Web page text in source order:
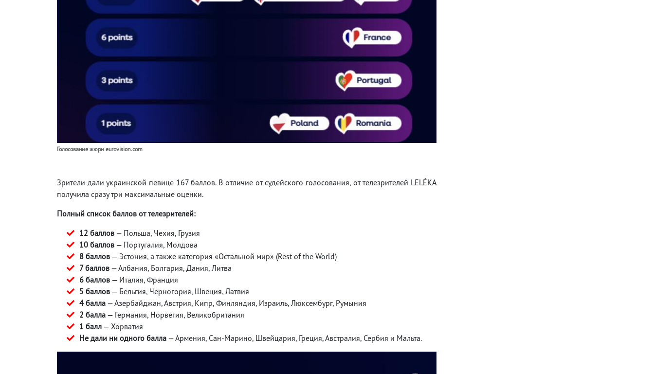
Голосование жюри eurovision.com
Зрители дали украинской певице 167 баллов. В отличие от судейского голосования, от телезрителей LELÉKA
получила сразу три максимальные оценки.
Полный список баллов от телезрителей:
12 баллов — Польша, Чехия, Грузия
10 баллов — Португалия, Молдова
8 баллов — Эстония, а также категория «Остальной мир» (Rest of the World)
7 баллов — Албания, Болгария, Дания, Литва
6 баллов — Италия, Франция
5 баллов — Бельгия, Черногория, Швеция, Латвия
4 балла — Азербайджан, Австрия, Кипр, Финляндия, Израиль, Люксембург, Румыния
2 балла — Германия, Норвегия, Великобритания
1 балл — Хорватия
Не дали ни одного балла — Армения, Сан-Марино, Швейцария, Греция, Австралия, Сербия и Мальта.